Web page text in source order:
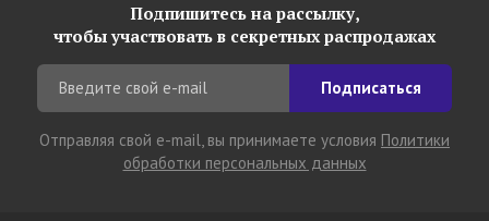
Подпишитесь на рассылку,
чтобы участвовать в секретных распродажах
Подписаться
Отправляя свой e-mail, вы принимаете условия Политики
обработки персональных данных